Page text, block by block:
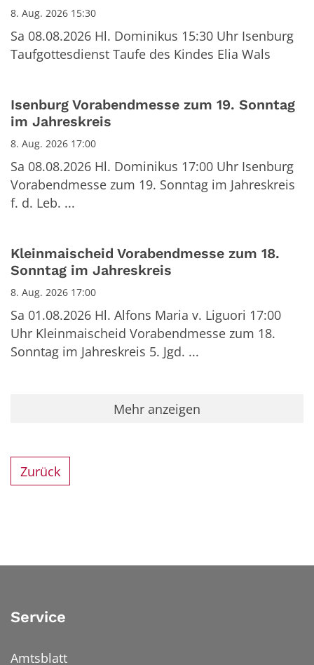
8. Aug. 2026 15:30
Sa 08.08.2026 Hl. Dominikus 15:30 Uhr Isenburg
Taufgottesdienst Taufe des Kindes Elia Wals
Isenburg Vorabendmesse zum 19. Sonntag
im Jahreskreis
8. Aug. 2026 17:00
Sa 08.08.2026 Hl. Dominikus 17:00 Uhr Isenburg
Vorabendmesse zum 19. Sonntag im Jahreskreis
f. d. Leb. ...
Kleinmaischeid Vorabendmesse zum 18.
Sonntag im Jahreskreis
8. Aug. 2026 17:00
Sa 01.08.2026 Hl. Alfons Maria v. Liguori 17:00
Uhr Kleinmaischeid Vorabendmesse zum 18.
Sonntag im Jahreskreis 5. Jgd. ...
Mehr anzeigen
Zurück
Service
Amtsblatt